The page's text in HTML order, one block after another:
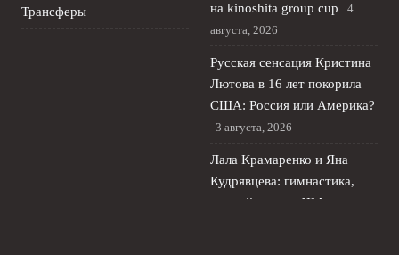
Трансферы
на kinoshita group cup
4
августа, 2026
Русская сенсация Кристина
Лютова в 16 лет покорила
США: Россия или Америка?
3 августа, 2026
Лала Крамаренко и Яна
Кудрявцева: гимнастика,
первый сингл и ЧМ в